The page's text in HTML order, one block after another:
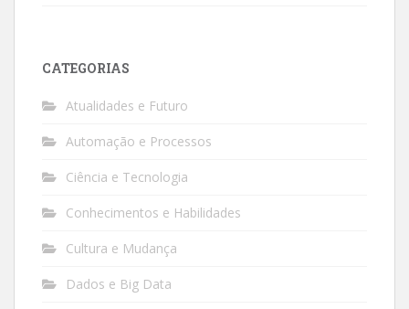
CATEGORIAS
Atualidades e Futuro
Automação e Processos
Ciência e Tecnologia
Conhecimentos e Habilidades
Cultura e Mudança
Dados e Big Data